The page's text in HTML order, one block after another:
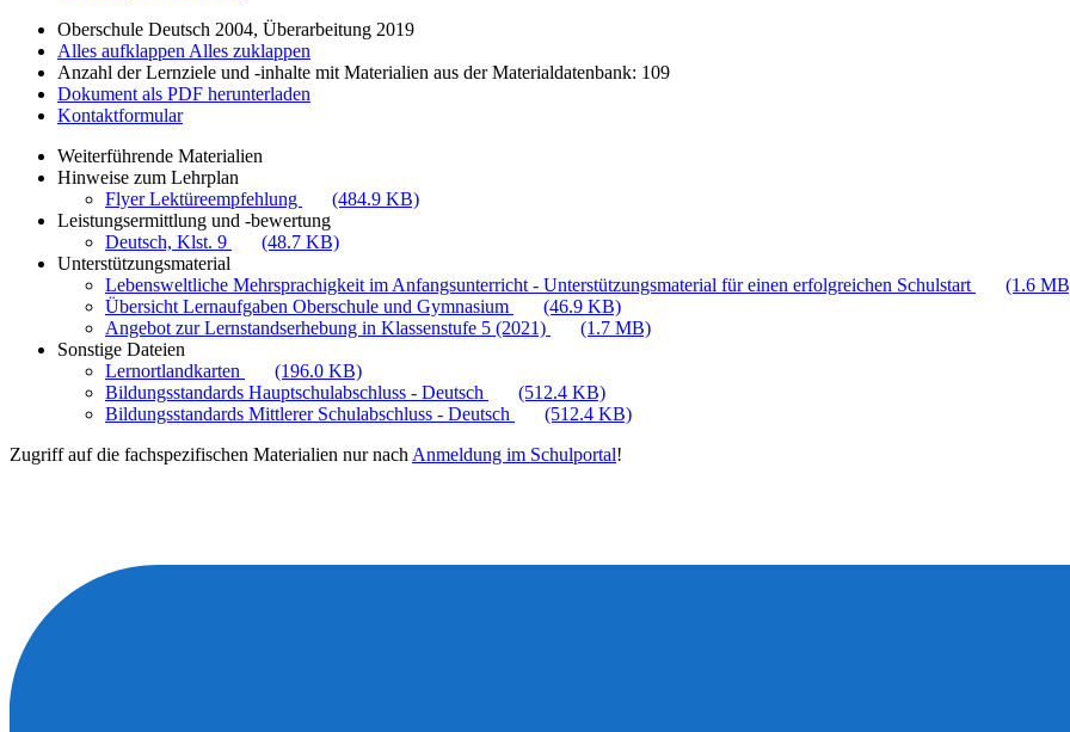
Oberschule Deutsch 2004, Überarbeitung 2019
Alles aufklappen Alles zuklappen
Anzahl der Lernziele und -inhalte mit Materialien aus der Materialdatenbank: 109
Dokument als PDF herunterladen
Kontaktformular
Weiterführende Materialien
Hinweise zum Lehrplan
Flyer Lektüreempfehlung
(484.9 KB)
Leistungsermittlung und -bewertung
Deutsch, Klst. 9
(48.7 KB)
Unterstützungsmaterial
Lebensweltliche Mehrsprachigkeit im Anfangsunterricht - Unterstützungsmaterial für einen erfolgreichen Schulstart
(1.6
Übersicht Lernaufgaben Oberschule und Gymnasium
(46.9 KB)
Angebot zur Lernstandserhebung in Klassenstufe 5 (2021)
(1.7 MB)
Sonstige Dateien
Lernortlandkarten
(196.0 KB)
Bildungsstandards Hauptschulabschluss - Deutsch
(512.4 KB)
Bildungsstandards Mittlerer Schulabschluss - Deutsch
(512.4 KB)
Zugriff auf die fachspezifischen Materialien nur nach Anmeldung im Schulportal!